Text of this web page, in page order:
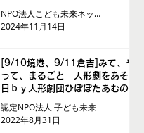
NPO法人こども未来ネットワーク
2024年11月14日
[9/10境港、9/11倉吉]みて、や
って、まるごと 人形劇をあそぶ
日ｂｙ人形劇団ひぽぽたあむの
認定NPO法人 子ども未来
2022年8月31日